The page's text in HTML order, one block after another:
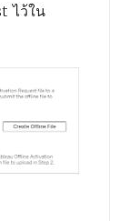
ไว้ใน